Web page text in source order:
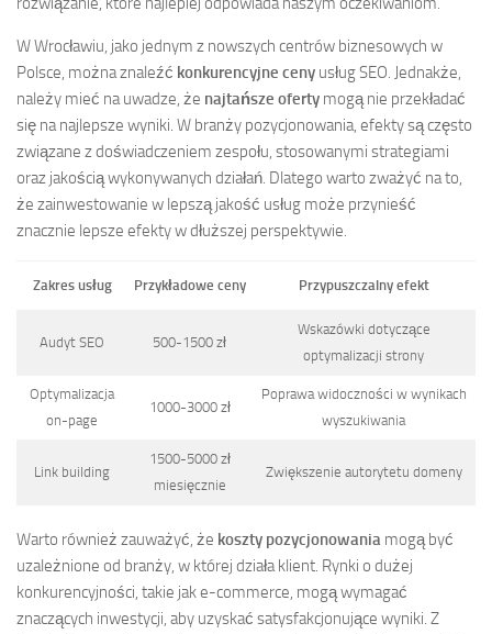
W Wrocławiu, jako jednym z nowszych centrów biznesowych w
Polsce, można znaleźć konkurencyjne ceny usług SEO. Jednakże,
należy mieć na uwadze, że najtańsze oferty mogą nie przekładać
się na najlepsze wyniki. W branży pozycjonowania, efekty są często
związane z doświadczeniem zespołu, stosowanymi strategiami
oraz jakością wykonywanych działań. Dlatego warto zważyć na to,
że zainwestowanie w lepszą jakość usług może przynieść
znacznie lepsze efekty w dłuższej perspektywie.
Zakres usług Przykładowe ceny Przypuszczalny efekt
Audyt SEO 500-1500 zł
Wskazówki dotyczące
optymalizacji strony
Optymalizacja
on-page
1000-3000 zł
Poprawa widoczności w wynikach
wyszukiwania
Link building
1500-5000 zł
miesięcznie
Zwiększenie autorytetu domeny
Warto również zauważyć, że koszty pozycjonowania mogą być
uzależnione od branży, w której działa klient. Rynki o dużej
konkurencyjności, takie jak e-commerce, mogą wymagać
znaczących inwestycji, aby uzyskać satysfakcjonujące wyniki. Z